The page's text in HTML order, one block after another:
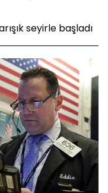
seyirle başladı